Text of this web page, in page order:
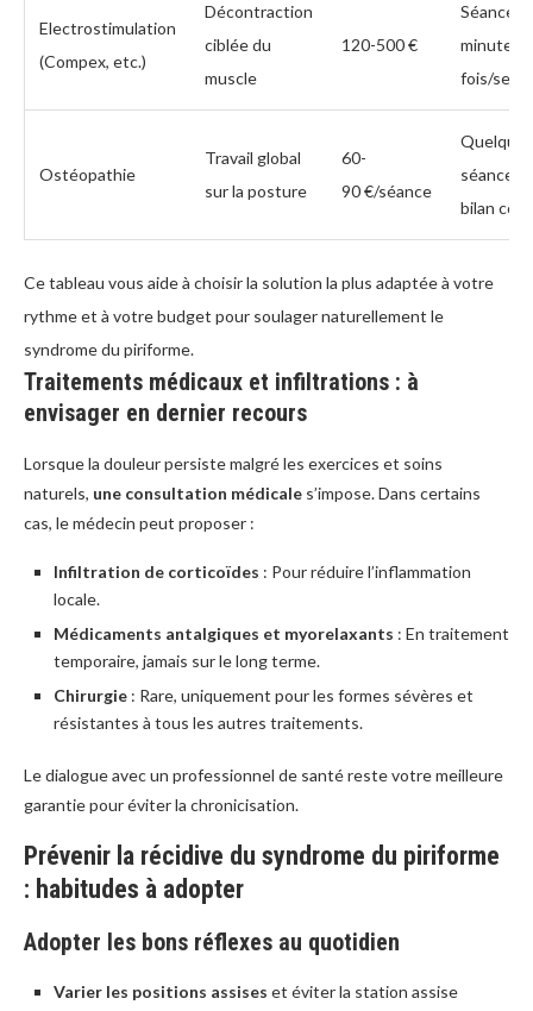
Electrostimulation
(Compex, etc.)
Décontraction
ciblée du
muscle
120-500 €
Séance
minutes,
fois/
Ostéopathie
Travail global
sur la posture
60-
90 €/séance
Quelques
séances
bilan
Ce tableau vous aide à choisir la solution la plus adaptée à votre
rythme et à votre budget pour soulager naturellement le
syndrome du piriforme.
Traitements médicaux et infiltrations : à
envisager en dernier recours
Lorsque la douleur persiste malgré les exercices et soins
naturels, une consultation médicale s’impose. Dans certains
cas, le médecin peut proposer :
Infiltration de corticoïdes : Pour réduire l’inflammation
locale.
Médicaments antalgiques et myorelaxants : En traitement
temporaire, jamais sur le long terme.
Chirurgie : Rare, uniquement pour les formes sévères et
résistantes à tous les autres traitements.
Le dialogue avec un professionnel de santé reste votre meilleure
garantie pour éviter la chronicisation.
Prévenir la récidive du syndrome du piriforme
: habitudes à adopter
Adopter les bons réflexes au quotidien
Varier les positions assises et éviter la station assise